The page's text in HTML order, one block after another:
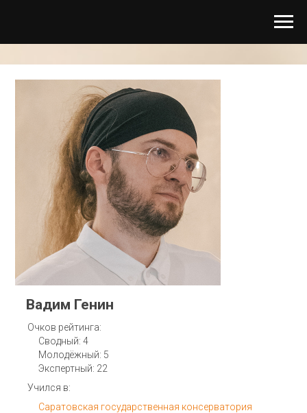
Вадим Генин
Очков рейтинга:
Сводный: 4
Молодёжный: 5
Экспертный: 22
Учился в:
Саратовская государственная консерватория